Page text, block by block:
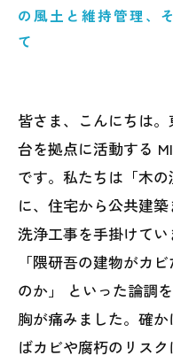
の風土と維持管理、
て
皆さま、こんにちは
台を拠点に活動する
です。私たちは「木
に、住宅から公共建
洗浄工事を手掛けて
「隈研吾の建物がカ
のか」 といった論調
胸が痛みました。確
ばカビや腐朽のリス